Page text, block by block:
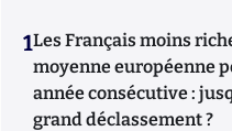
1Les Français moins
moyenne européenne
année consécutive :
grand déclassement ?